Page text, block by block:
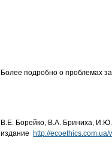
Более подробно о проблемах
В.Е. Борейко, В.А. Бриниха,
издание
http://